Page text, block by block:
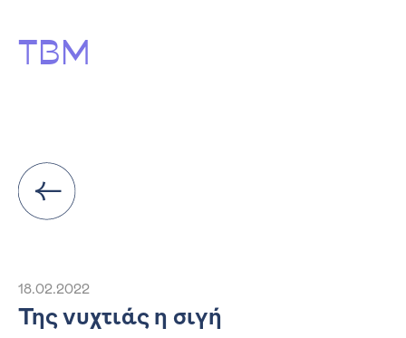
ΤΒΜ
18.02.2022
Της νυχτιάς η σιγή